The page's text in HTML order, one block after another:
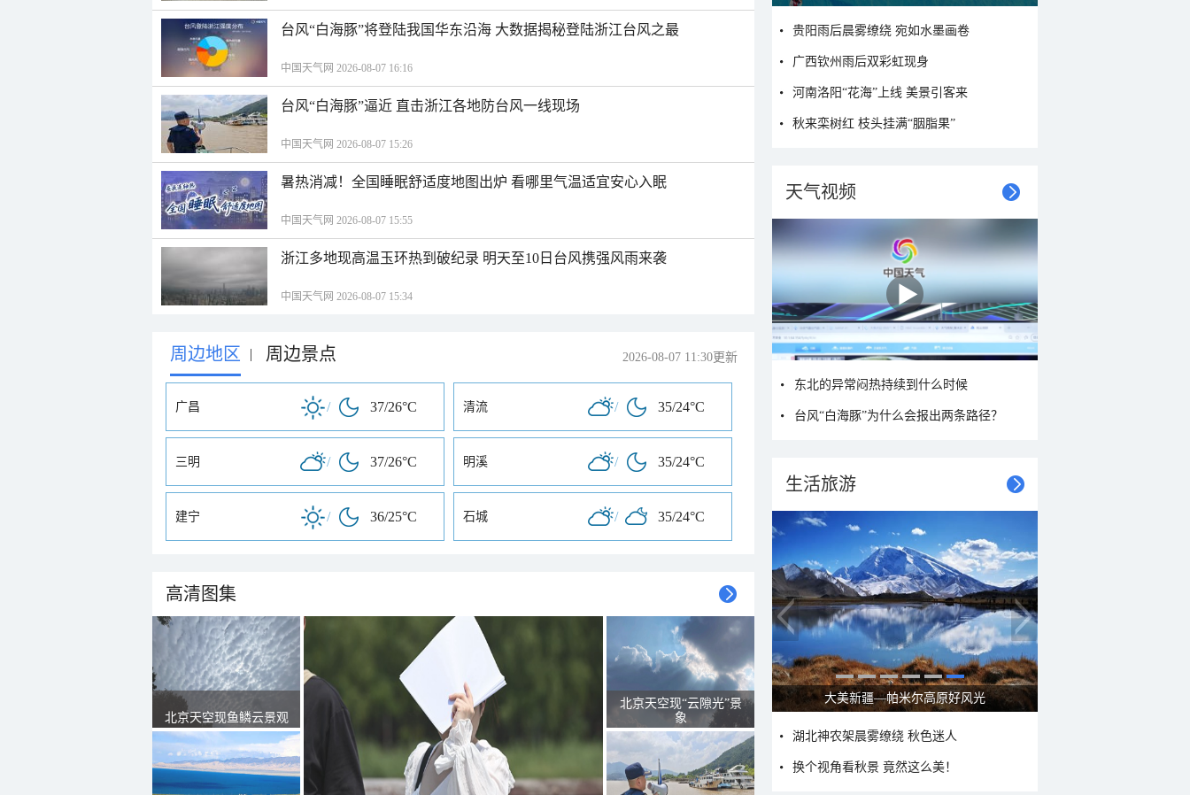
台风“白海豚”将登陆我国华东沿海 大数据揭秘登陆浙江台风之最
中国天气网 2026-08-07 16:16
台风“白海豚”逼近 直击浙江各地防台风一线现场
中国天气网 2026-08-07 15:26
暑热消减！全国睡眠舒适度地图出炉 看哪里气温适宜安心入眠
中国天气网 2026-08-07 15:55
浙江多地现高温玉环热到破纪录 明天至10日台风携强风雨来袭
中国天气网 2026-08-07 15:34
周边地区 | 周边景点 2026-08-07 11:30更新
广昌 / 37/26°C 清流 / 35/24°C
三明 / 37/26°C 明溪 / 35/24°C
建宁 / 36/25°C 石城 / 35/24°C
高清图集
北京天空现鱼鳞云景观
北京天空现“云隙光”景
象
贵阳雨后晨雾缭绕 宛如水墨画卷
广西钦州雨后双彩虹现身
河南洛阳“花海”上线 美景引客来
秋来栾树红 枝头挂满“胭脂果”
天气视频
东北的异常闷热持续到什么时候
台风“白海豚”为什么会报出两条路径？
生活旅游
大美新疆—帕米尔高原好风光
湖北神农架晨雾缭绕 秋色迷人
换个视角看秋景 竟然这么美！